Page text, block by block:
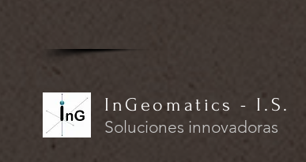
InGeomatics - I.S.
Soluciones innovadoras